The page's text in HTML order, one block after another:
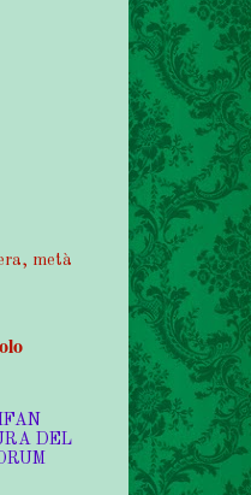
metà
DEL